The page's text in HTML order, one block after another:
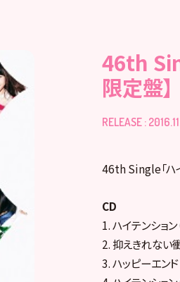
46th
限定盤】
RELEASE :
46th Single「ハ
CD
1. ハイテンション
2. 抑えきれない
3. ハッピーエンド